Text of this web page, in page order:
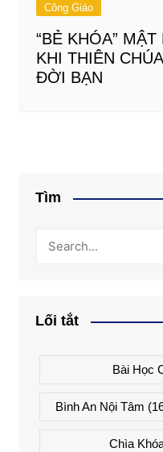
Công Giáo
“BẺ KHÓA”
KHI THIÊN
ĐỜI BẠN
Tìm
Lối tắt
Bài Học
Bình An Nội Tâm
Chìa